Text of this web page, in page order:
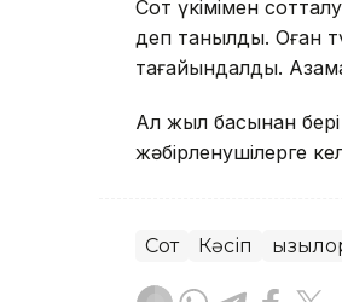
Сот үкімімен
деп танылды. Оған
тағайындалды.
Ал жыл басынан
жәбірленушілерге
Сот Кәсіп